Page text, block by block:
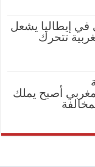
إيطاليا يشعل
تتحرك
أصبح يملك